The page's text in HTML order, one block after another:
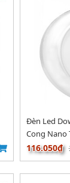
Đèn Led
Cong Nano
03
116.050₫